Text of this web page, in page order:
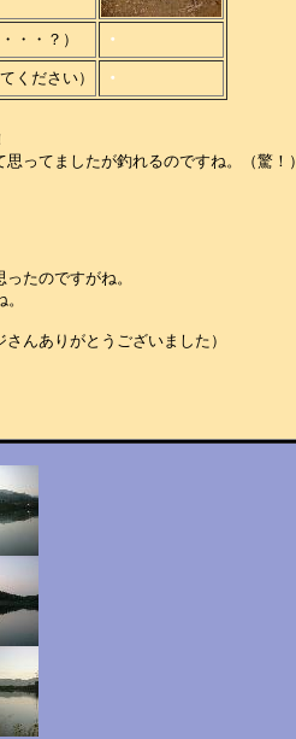
・・？） ・
ください） ・
ってましたが釣れるのですね。（驚！）
たのですがね。
んありがとうございました）